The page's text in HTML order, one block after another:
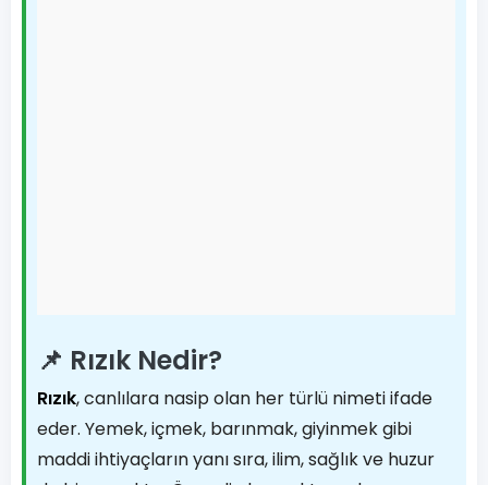
📌 Rızık Nedir?
Rızık, canlılara nasip olan her türlü nimeti ifade
eder. Yemek, içmek, barınmak, giyinmek gibi
maddi ihtiyaçların yanı sıra, ilim, sağlık ve huzur